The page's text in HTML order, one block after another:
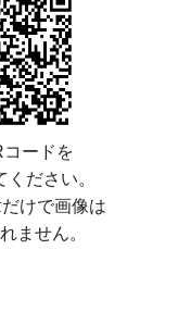
コードを
ださい。
けで画像は
ません。